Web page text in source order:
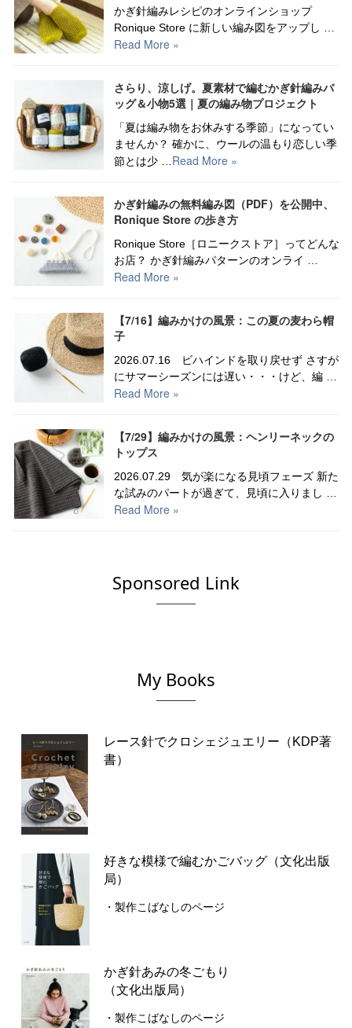
かぎ針編みレシピのオンラインショップ
Ronique Store に新しい編み図をアップし …
Read More »
さらり、涼しげ。夏素材で編むかぎ針編みバ
ッグ＆小物5選｜夏の編み物プロジェクト
「夏は編み物をお休みする季節」になってい
ませんか？ 確かに、ウールの温もり恋しい季
節とは少 … Read More »
かぎ針編みの無料編み図（PDF）を公開中、
Ronique Store の歩き方
Ronique Store［ロニークストア］ってどんな
お店？ かぎ針編みパターンのオンライ …
Read More »
【7/16】編みかけの風景：この夏の麦わら帽
子
2026.07.16 ビハインドを取り戻せず さすが
にサマーシーズンには遅い・・・けど、編 …
Read More »
【7/29】編みかけの風景：ヘンリーネックの
トップス
2026.07.29 気が楽になる見頃フェーズ 新た
な試みのパートが過ぎて、見頃に入りまし …
Read More »
Sponsored Link
My Books
レース針でクロシェジュエリー（KDP著
書）
好きな模様で編むかごバッグ（文化出版
局）
・製作こばなしのページ
かぎ針あみの冬ごもり
（文化出版局）
・製作こばなしのページ